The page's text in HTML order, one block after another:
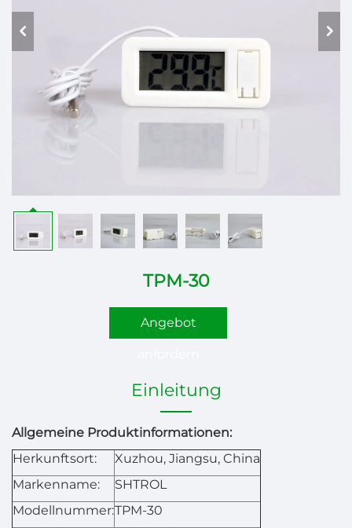
TPM-30
Angebot
Einleitung
Allgemeine Produktinformationen:
Herkunftsort:
Xuzhou, Jiangsu, China
Markenname:
SHTROL
Modellnummer:TPM-30